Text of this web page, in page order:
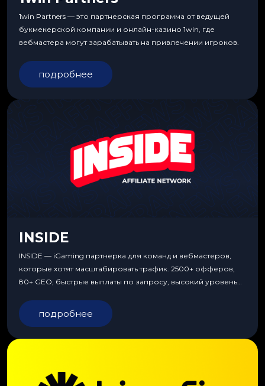
1win Partners — это партнерская программа от ведущей
букмекерской компании и онлайн-казино 1win, где
вебмастера могут зарабатывать на привлечении игроков.
подробнее
INSIDE
INSIDE — iGaming партнерка для команд и вебмастеров,
которые хотят масштабировать трафик. 2500+ офферов,
80+ GEO, быстрые выплаты по запросу, высокий уровень
подробнее